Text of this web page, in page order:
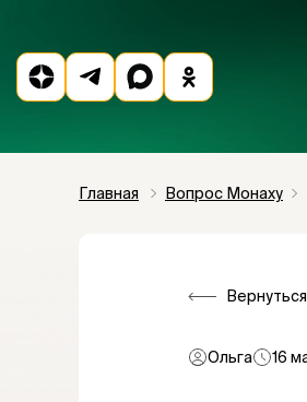
Главная Вопрос Монаху
Ольга 16